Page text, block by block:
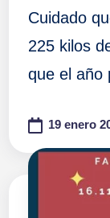
Cuidado
225 kilos
que el año
19 enero